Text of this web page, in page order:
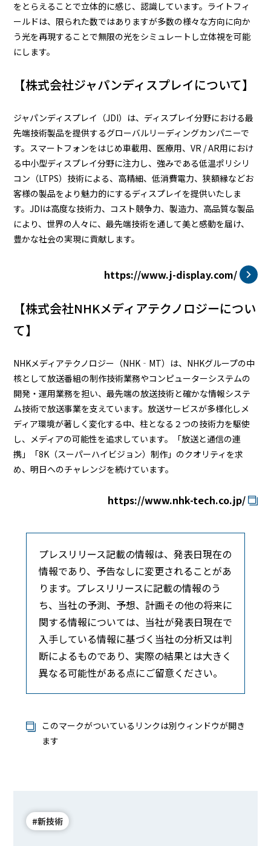
をとらえることで立体的に感じ、認識しています。ライトフィ
ールドは、限られた数ではありますが多数の様々な方向に向か
う光を再現することで無限の光をシミュレートし立体視を可能
にします。
【株式会社ジャパンディスプレイについて】
ジャパンディスプレイ（JDI）は、ディスプレイ分野における最
先端技術製品を提供するグローバルリーディングカンパニーで
す。スマートフォンをはじめ車載用、医療用、VR / AR用におけ
る中小型ディスプレイ分野に注力し、強みである低温ポリシリ
コン（LTPS）技術による、高精細、低消費電力、狭額縁などお
客様の製品をより魅力的にするディスプレイを提供いたしま
す。JDIは高度な技術力、コスト競争力、製造力、高品質な製品
により、世界の人々に、最先端技術を通して美と感動を届け、
豊かな社会の実現に貢献します。
https://www.j-display.com/
【株式会社NHKメディアテクノロジーについ
て】
NHKメディアテクノロジー（NHK‐MT）は、NHKグループの中
核として放送番組の制作技術業務やコンピューターシステムの
開発・運用業務を担い、最先端の放送技術と確かな情報システ
ム技術で放送事業を支えています。放送サービスが多様化しメ
ディア環境が著しく変化する中、柱となる２つの技術力を駆使
し、メディアの可能性を追求しています。「放送と通信の連
携」「8K（スーパーハイビジョン）制作」のクオリティを求
め、明日へのチャレンジを続けています。
https://www.nhk-tech.co.jp/
プレスリリース記載の情報は、発表日現在の
情報であり、予告なしに変更されることがあ
ります。プレスリリースに記載の情報のう
ち、当社の予測、予想、計画その他の将来に
関する情報については、当社が発表日現在で
入手している情報に基づく当社の分析又は判
断によるものであり、実際の結果とは大きく
異なる可能性がある点にご留意ください。
このマークがついているリンクは別ウィンドウが開き
ます
#新技術